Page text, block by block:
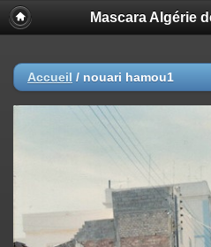
Mascara Algérie
Accueil / nouari hamou1